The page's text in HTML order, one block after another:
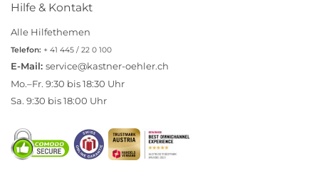
Hilfe & Kontakt
Alle Hilfethemen
Telefon: + 41 445 / 22 0 100
E-Mail: service@kastner-oehler.ch
Mo.–Fr. 9:30 bis 18:30 Uhr
Sa. 9:30 bis 18:00 Uhr